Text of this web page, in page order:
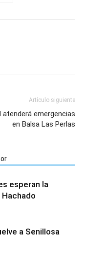
Artículo siguiente
atenderá emergencias
en Balsa Las Perlas
esperan la
a Senillosa